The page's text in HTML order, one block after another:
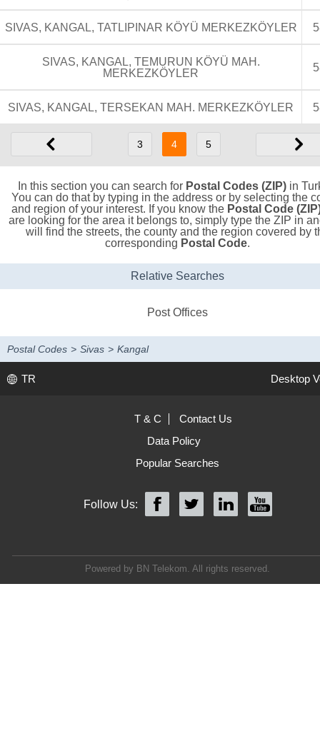
SIVAS, KANGAL, TATLIPINAR KÖYÜ MERKEZKÖYLER
SIVAS, KANGAL, TEMURUN KÖYÜ MAH.
MERKEZKÖYLER
SIVAS, KANGAL, TERSEKAN MAH. MERKEZKÖYLER
3 4 5
In this section you can search for Postal Codes (ZIP)in
You can do that by typing in the address or by selecting the
and region of your interest. If you know the Postal Code
are looking for the area it belongs to, simply type the ZIP in
will find the streets, the county and the region covered by
corresponding Postal Code.
Relative Searches
Post Offices
Postal Codes > Sivas > Kangal
TR Desktop
T & C
Contact Us
Data Policy
Popular Searches
Follow Us:
Powered by BN Telekom. All rights reserved.